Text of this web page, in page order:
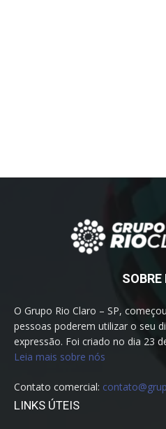
SOBRE
O Grupo Rio Claro – SP,
pessoas poderem utilizar o seu
expressão. Foi criado no dia 23
Leia mais sobre nós
Contato comercial:
LINKS ÚTEIS